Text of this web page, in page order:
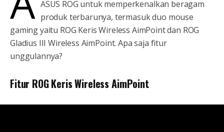
ASUS ROG untuk memperkenalkan beragam
produk terbarunya, termasuk duo mouse
gaming yaitu ROG Keris Wireless AimPoint dan ROG
Gladius III Wireless AimPoint. Apa saja fitur
unggulannya?
Fitur ROG Keris Wireless AimPoint